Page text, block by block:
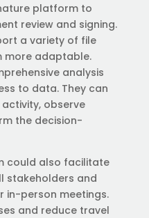
platform to
review and signing.
a variety of file
more adaptable.
analysis
to data. They can
observe
the decision-
could also facilitate
stakeholders and
in-person meetings.
and reduce travel